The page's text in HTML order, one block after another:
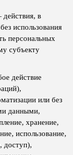
в
использования
персональных
субъекту
действие
или без
данными,
хранение,
использование,
доступ),